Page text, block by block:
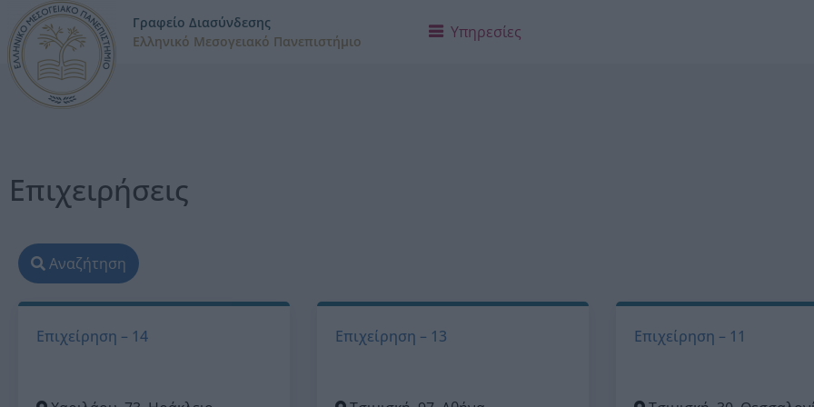
Γραφείο Διασύνδεσης
Ελληνικό Μεσογειακό Πανεπιστήμιο
Υπηρεσίες
Επιχειρήσεις
Αναζήτηση
Επιχείρηση – 14 Επιχείρηση – 13 Επιχείρηση – 11